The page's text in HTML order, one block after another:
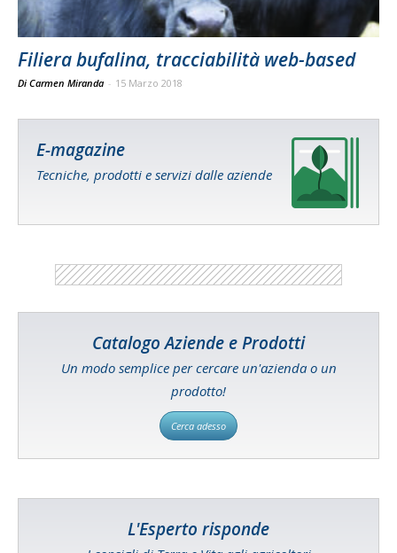
Filiera bufalina, tracciabilità web-based
Di Carmen Miranda - 15 Marzo 2018
E-magazine
Tecniche, prodotti e servizi dalle aziende
Catalogo Aziende e Prodotti
Un modo semplice per cercare un'azienda o un
prodotto!
Cerca adesso
L'Esperto risponde